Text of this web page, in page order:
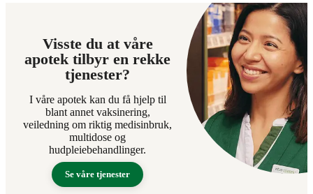
Visste du at våre
apotek tilbyr en rekke
tjenester?
I våre apotek kan du få hjelp til
blant annet vaksinering,
veiledning om riktig medisinbruk,
multidose og
hudpleiebehandlinger.
Se våre tjenester